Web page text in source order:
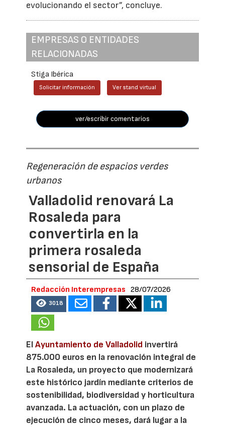
evolucionando el sector”, concluye.
EMPRESAS O ENTIDADES
RELACIONADAS
Stiga Ibérica
Solicitar información Ver stand virtual
ver/escribir comentarios
Regeneración de espacios verdes
urbanos
Valladolid renovará La
Rosaleda para
convertirla en la
primera rosaleda
sensorial de España
Redacción Interempresas 28/07/2026
3018
ElAyuntamiento de Valladolid invertirá
875.000 euros en la renovación integral de
La Rosaleda, un proyecto que modernizará
este histórico jardín mediante criterios de
sostenibilidad, biodiversidad y horticultura
avanzada. La actuación, con un plazo de
ejecución de cinco meses, dará lugar a la